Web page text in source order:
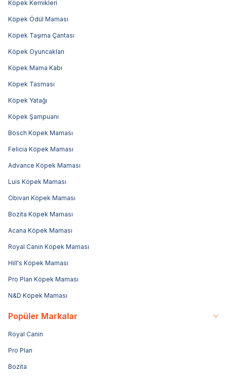
Köpek Kemikleri
Köpek Ödül Maması
Köpek Taşıma Çantası
Köpek Oyuncakları
Köpek Mama Kabı
Köpek Tasması
Köpek Yatağı
Köpek Şampuanı
Bosch Köpek Maması
Felicia Köpek Maması
Advance Köpek Maması
Luis Köpek Maması
Obivan Köpek Maması
Bozita Köpek Maması
Acana Köpek Maması
Royal Canin Köpek Maması
Hill's Köpek Maması
Pro Plan Köpek Maması
N&D Köpek Maması
Popüler Markalar
Royal Canin
Pro Plan
Bozita